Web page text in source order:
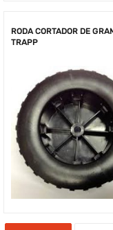
RODA CORTADOR DE
TRAPP